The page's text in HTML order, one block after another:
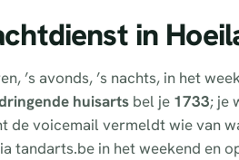
in
’s avonds, ’s nachts, in het
huisarts bel je 1733; je
de voicemail vermeldt wie van
tandarts.be in het weekend en